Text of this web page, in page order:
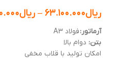
ریال۶۳.۱۰۰.۰۰۰ – ریال
آرماتور:فولاد A3
بتن: دوام بالا
امکان تولید با قلاب مخفی